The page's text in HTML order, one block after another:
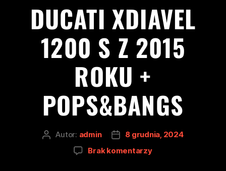
DUCATI XDIAVEL
1200 S Z 2015
ROKU +
POPS&BANGS
Autor: admin
8 grudnia, 2024
Brak komentarzy